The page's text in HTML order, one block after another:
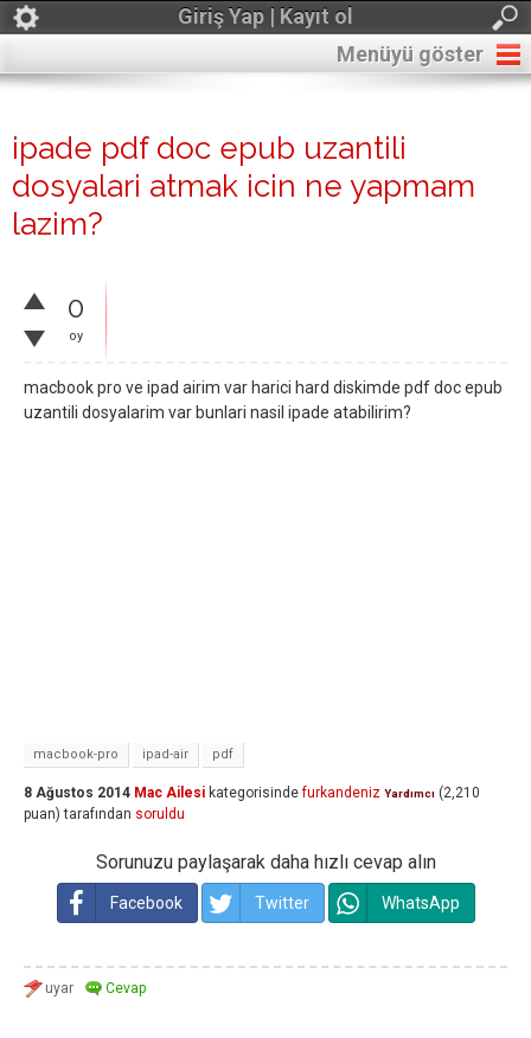
Giriş Yap | Kayıt ol
Menüyü göster
ipade pdf doc epub uzantili
dosyalari atmak icin ne yapmam
lazim?
0
oy
macbook pro ve ipad airim var harici hard diskimde pdf doc epub
uzantili dosyalarim var bunlari nasil ipade atabilirim?
macbook-pro ipad-air pdf
8 Ağustos 2014 Mac Ailesi kategorisinde furkandeniz Yardımcı (2,210
puan) tarafından soruldu
Sorunuzu paylaşarak daha hızlı cevap alın
Facebook Twitter WhatsApp